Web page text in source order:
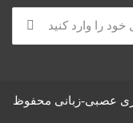
عصبی-زبانی محفوظ